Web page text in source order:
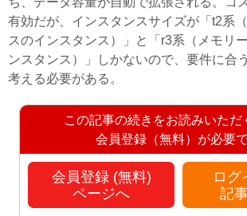
有効だが、インスタンスサイズが「t2系
スのインスタンス）」と「r3系（メモリ
ンスタンス）」しかないので、要件に合
考える必要がある。
この記事の続きをお読みいただ
会員登録（無料）が必要
会員登録 (無料)
ページへ
ログ
記